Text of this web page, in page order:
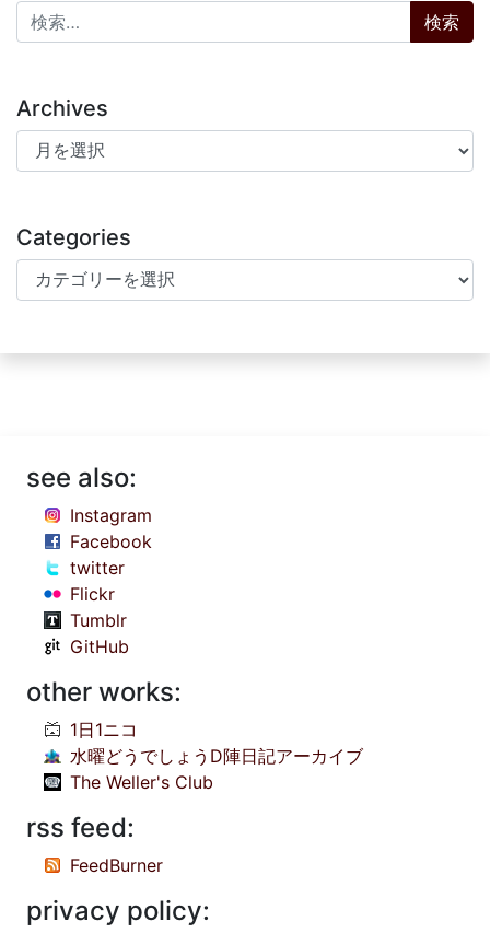
検索:
Archives
Archives
Categories
Categories
see also:
Instagram
Facebook
twitter
Flickr
Tumblr
GitHub
other works:
1日1ニコ
水曜どうでしょうD陣日記アーカイブ
The Weller's Club
rss feed:
FeedBurner
privacy policy: